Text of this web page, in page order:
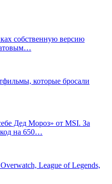
собственную версию
которые бросали
Дед Мороз» от MSI. За
на 650…
League of Legends,